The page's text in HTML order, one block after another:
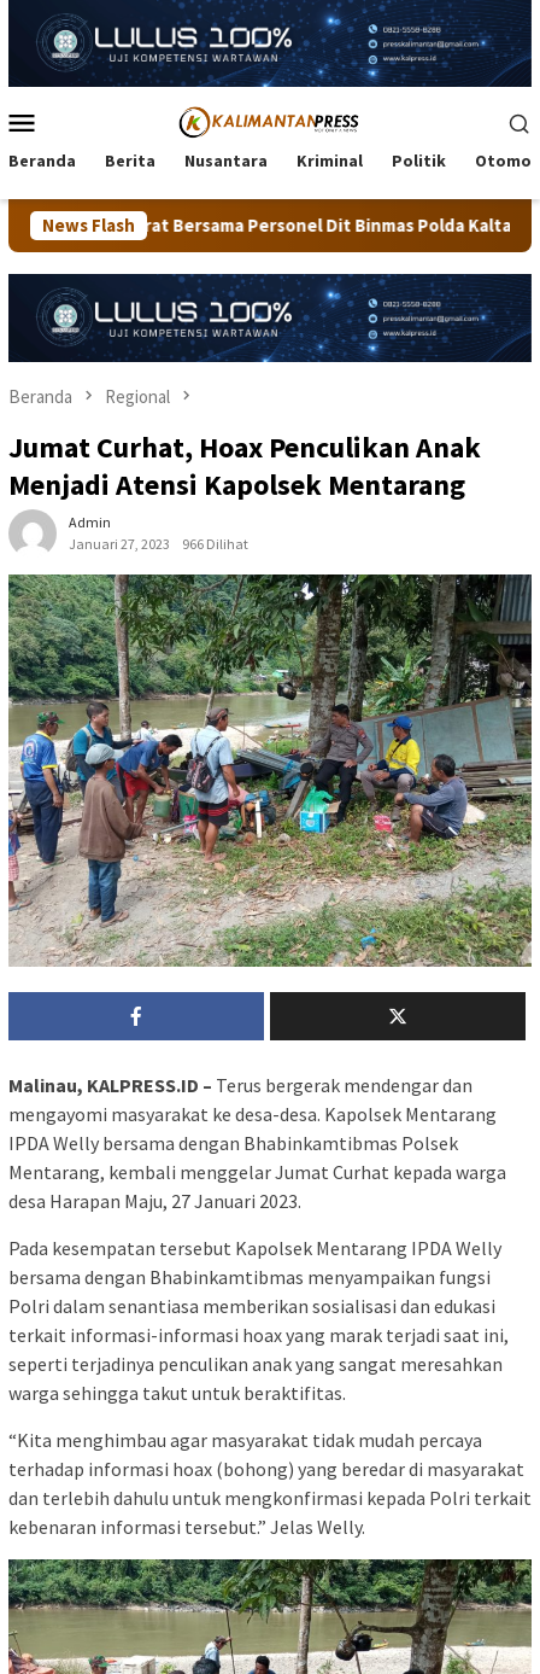
konten
Mobile
Beranda Berita Nusantara Kriminal Politik
News Flash
Personel Dit Binmas Polda Kaltara Salurkan Beras SPHP
Beranda Regional
Jumat Curhat, Hoax Penculikan Anak
Menjadi Atensi Kapolsek Mentarang
Admin
Januari 27, 2023
966 Dilihat
Malinau, KALPRESS.ID – Terus bergerak mendengar dan
mengayomi masyarakat ke desa-desa. Kapolsek Mentarang
IPDA Welly bersama dengan Bhabinkamtibmas Polsek
Mentarang, kembali menggelar Jumat Curhat kepada warga
desa Harapan Maju, 27 Januari 2023.
Pada kesempatan tersebut Kapolsek Mentarang IPDA Welly
bersama dengan Bhabinkamtibmas menyampaikan fungsi
Polri dalam senantiasa memberikan sosialisasi dan edukasi
terkait informasi-informasi hoax yang marak terjadi saat ini,
seperti terjadinya penculikan anak yang sangat meresahkan
warga sehingga takut untuk beraktifitas.
“Kita menghimbau agar masyarakat tidak mudah percaya
terhadap informasi hoax (bohong) yang beredar di masyarakat
dan terlebih dahulu untuk mengkonfirmasi kepada Polri terkait
kebenaran informasi tersebut.” Jelas Welly.